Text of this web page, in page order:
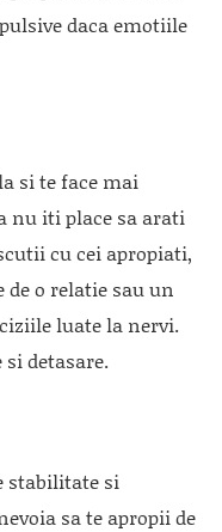
daca emotiile
si te face mai
nu iti place sa arati
cu cei apropiati,
o relatie sau un
luate la nervi.
detasare.
stabilitate si
sa te apropii de